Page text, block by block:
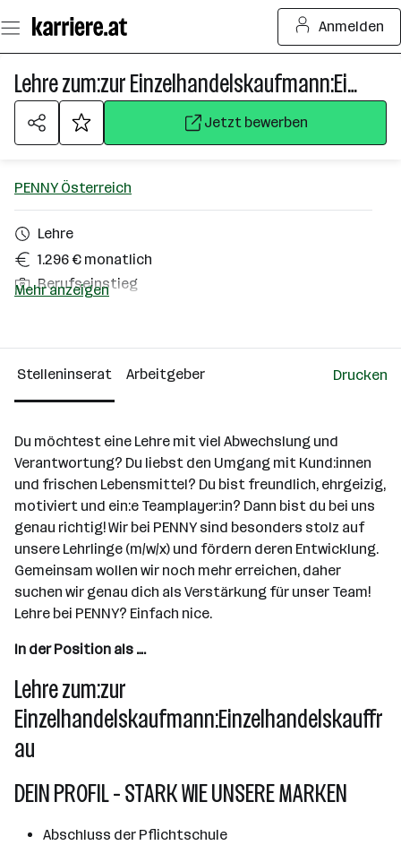
Seiteninhalt
springen
Anmelden
Lehre zum:zur Einzelhandelskaufmann:Einzelhandelskauffrau
Jetzt bewerben
PENNY Österreich
Lehre
1.296 € monatlich
Berufseinstieg
Über das Unternehmen
501+ Mitarbeiter*innen
Mehr anzeigen
Stelleninserat Arbeitgeber Drucken
Du möchtest eine Lehre mit viel Abwechslung und
Verantwortung? Du liebst den Umgang mit Kund:innen
und frischen Lebensmittel? Du bist freundlich, ehrgeizig,
motiviert und ein:e Teamplayer:in? Dann bist du bei uns
genau richtig! Wir bei PENNY sind besonders stolz auf
unsere Lehrlinge (m/w/x) und fördern deren Entwicklung.
Gemeinsam wollen wir noch mehr erreichen, daher
suchen wir genau dich als Verstärkung für unser Team!
Lehre bei PENNY? Einfach nice.
In der Position als ….
Lehre zum:zur
Einzelhandelskaufmann:Einzelhandelskauffr
au
DEIN PROFIL - STARK WIE UNSERE MARKEN
Abschluss der Pflichtschule